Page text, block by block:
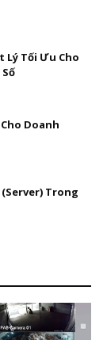
Lý Tối Ưu Cho
Doanh
Trong